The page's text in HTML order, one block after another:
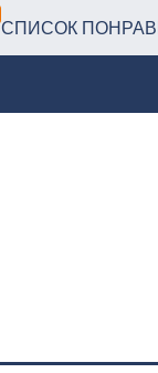
СПИСОК